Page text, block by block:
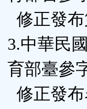
修正發
3.中華民
育部臺參
修正發